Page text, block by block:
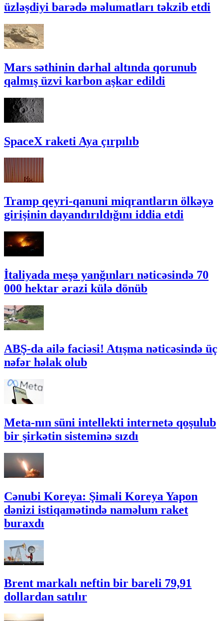
üzləşdiyi barədə məlumatları təkzib etdi
Mars səthinin dərhal altında qorunub
qalmış üzvi karbon aşkar edildi
SpaceX raketi Aya çırpılıb
Tramp qeyri-qanuni miqrantların ölkəyə
girişinin dayandırıldığını iddia etdi
İtaliyada meşə yanğınları nəticəsində 70
000 hektar ərazi külə dönüb
ABŞ-da ailə faciəsi! Atışma nəticəsində üç
nəfər həlak olub
Meta-nın süni intellekti internetə qoşulub
bir şirkətin sisteminə sızdı
Cənubi Koreya: Şimali Koreya Yapon
dənizi istiqamətində naməlum raket
buraxdı
Brent markalı neftin bir bareli 79,91
dollardan satılır